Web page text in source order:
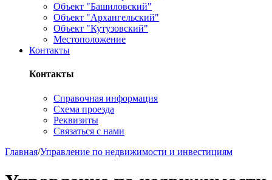
Объект "Башиловский"
Объект "Архангельский"
Объект "Кутузовский"
Местоположение
Контакты
Контакты
Справочная информация
Схема проезда
Реквизиты
Связаться с нами
Главная/Управление по недвижимости и инвестициям